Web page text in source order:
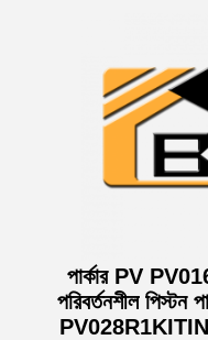
পার্কার PV
পরিবর্তনশীল